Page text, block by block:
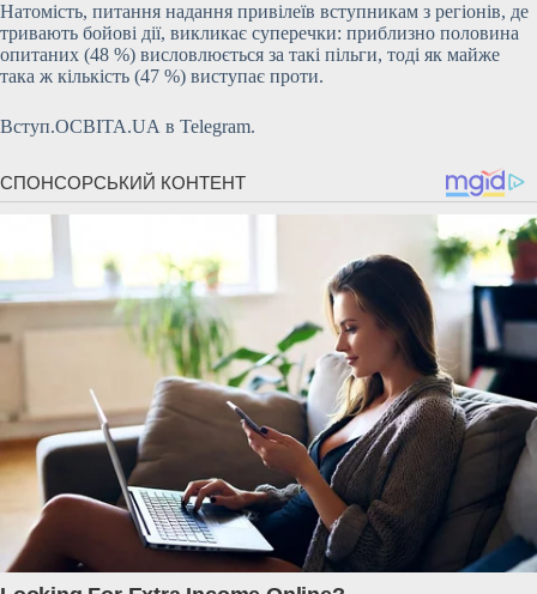
Натомість, питання надання привілеїв вступникам з регіонів, де
тривають бойові дії, викликає суперечки: приблизно половина
опитаних (48 %) висловлюється за такі пільги, тоді як майже
така ж кількість (47 %) виступає проти.
Вступ.ОСВІТА.UA в Telegram.